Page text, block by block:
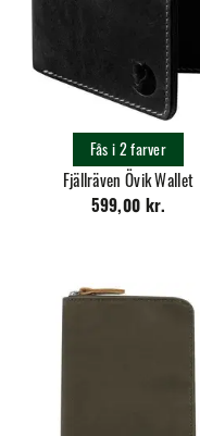
Fjällräven Övik Wallet
599,00 kr.
Fås i 2 farver